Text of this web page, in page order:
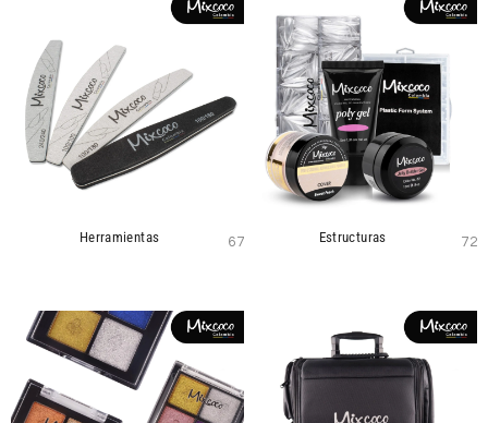
Herramientas 67 Estructuras 72